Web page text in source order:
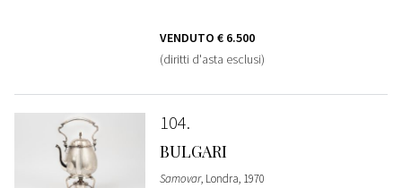
VENDUTO € 6.500
(diritti d'asta esclusi)
104
BULGARI
Samovar, Londra, 1970